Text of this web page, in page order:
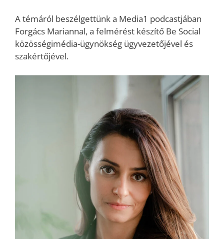
A témáról beszélgettünk a Media1 podcastjában
Forgács Mariannal, a felmérést készítő Be Social
közösségimédia-ügynökség ügyvezetőjével és
szakértőjével.